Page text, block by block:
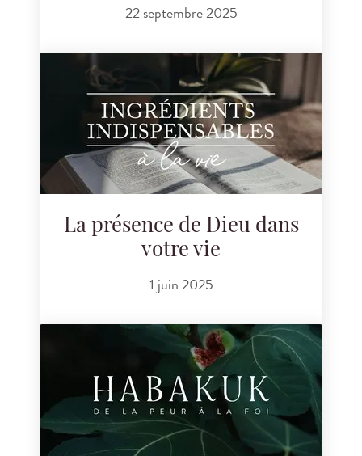
22 septembre 2025
La présence de Dieu dans
votre vie
1 juin 2025